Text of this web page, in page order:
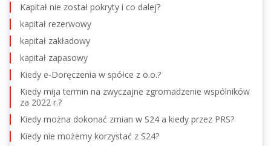
Kapitał nie został pokryty i co dalej?
kapitał rezerwowy
kapitał zakładowy
kapitał zapasowy
Kiedy e-Doręczenia w spółce z o.o.?
Kiedy mija termin na zwyczajne zgromadzenie wspólników
za 2022 r.?
Kiedy można dokonać zmian w S24 a kiedy przez PRS?
Kiedy nie możemy korzystać z S24?